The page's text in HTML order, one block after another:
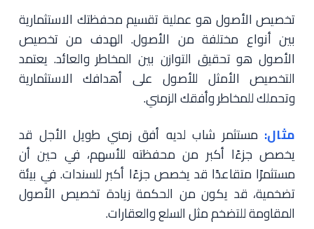
تخصيص الأصول هو عملية تقسيم محفظتك الاستثمارية
بين أنواع مختلفة من الأصول. الهدف من تخصيص
الأصول هو تحقيق التوازن بين المخاطر والعائد. يعتمد
التخصيص الأمثل للأصول على أهدافك الاستثمارية
وتحملك للمخاطر وأفقك الزمني.
مثال: مستثمر شاب لديه أفق زمني طويل الأجل قد
يخصص جزءًا أكبر من محفظته للأسهم، في حين أن
مستثمرًا متقاعدًا قد يخصص جزءًا أكبر للسندات. في بيئة
تضخمية، قد يكون من الحكمة زيادة تخصيص الأصول
المقاومة للتضخم مثل السلع والعقارات.